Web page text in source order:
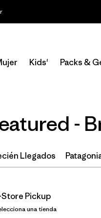
Kids' Packs &
-
Llegados
Store Pickup
una tienda